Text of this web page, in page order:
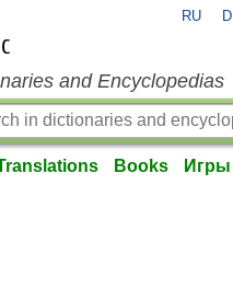
RU
and Encyclopedias
Books Игры